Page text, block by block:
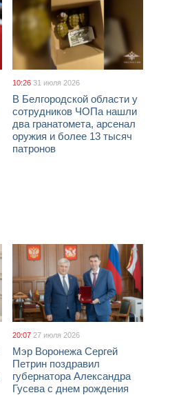
10:26 31 июля 2026
В Белгородской области у
сотрудников ЧОПа нашли
два гранатомета, арсенал
оружия и более 13 тысяч
патронов
20:07 27 июля 2026
Мэр Воронежа Сергей
Петрин поздравил
губернатора Александра
Гусева с днем рождения